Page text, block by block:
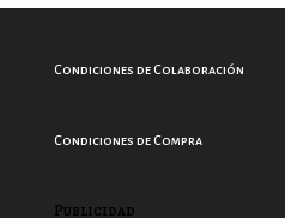
Condiciones de Colaboración
Condiciones de Compra
Publicidad